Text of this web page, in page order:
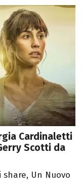
Cardinaletti
Scotti da
Un Nuovo